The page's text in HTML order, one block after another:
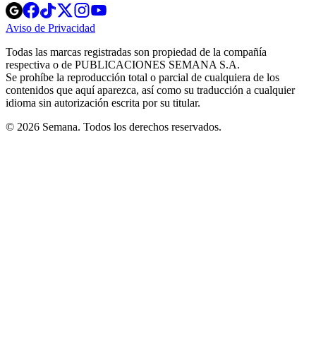
Opens
in
new
Opens
in
new
Opens
in
new
window
Opens
new
windowwindow
Aviso de Privacidad
new
window
Todas las marcas registradas son propiedad de la compañía
respectiva o de PUBLICACIONES SEMANA S.A.
Se prohíbe la reproducción total o parcial de cualquiera de los
contenidos que aquí aparezca, así como su traducción a cualquier
idioma sin autorización escrita por su titular.
© 2026 Semana. Todos los derechos reservados.